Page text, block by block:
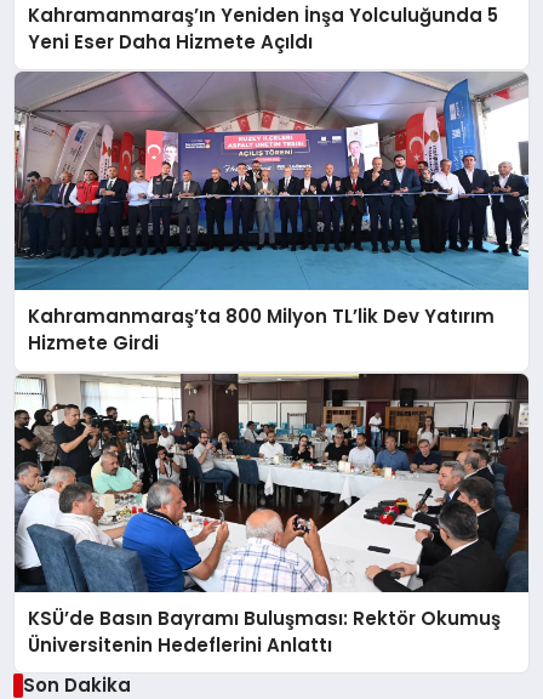
Kahramanmaraş’ın Yeniden İnşa Yolculuğunda 5
Yeni Eser Daha Hizmete Açıldı
Kahramanmaraş’ta 800 Milyon TL’lik Dev Yatırım
Hizmete Girdi
KSÜ’de Basın Bayramı Buluşması: Rektör Okumuş
Üniversitenin Hedeflerini Anlattı
Son Dakika